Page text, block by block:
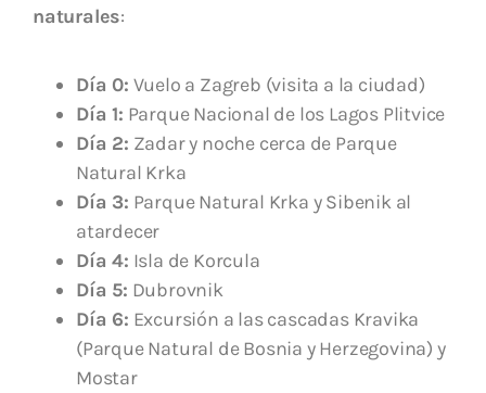
naturales:
Día 0: Vuelo a Zagreb (visita a la ciudad)
Día 1: Parque Nacional de los Lagos Plitvice
Día 2: Zadar y noche cerca de Parque
Natural Krka
Día 3: Parque Natural Krka y Sibenik al
atardecer
Día 4: Isla de Korcula
Día 5: Dubrovnik
Día 6: Excursión a las cascadas Kravika
(Parque Natural de Bosnia y Herzegovina) y
Mostar